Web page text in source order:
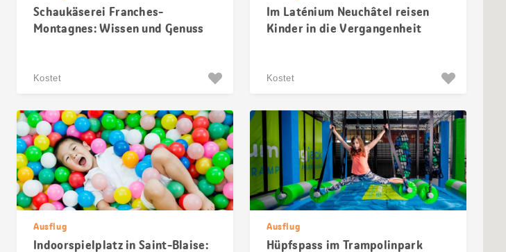
Schaukäserei Franches-
Montagnes: Wissen und Genuss
Kostet
Im Laténium Neuchâtel reisen
Kinder in die Vergangenheit
Kostet
Ausflug
Indoorspielplatz in Saint-Blaise:
Ausflug
Hüpfspass im Trampolinpark